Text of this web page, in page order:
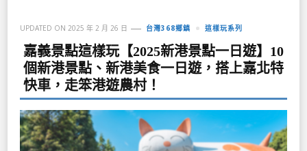
UPDATED ON 2025 年 2 月 26 日 台灣368鄉鎮 這樣玩系列
嘉義景點這樣玩【2025新港景點一日遊】10
個新港景點、新港美食一日遊，搭上嘉北特
快車，走笨港遊農村！